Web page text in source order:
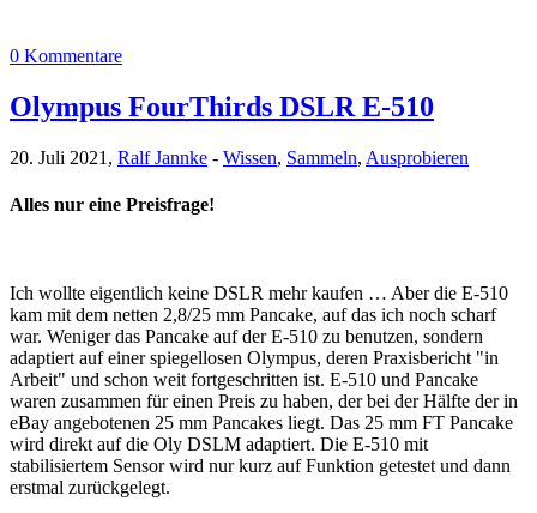
0 Kommentare
Olympus FourThirds DSLR E-510
20. Juli 2021, Ralf Jannke - Wissen, Sammeln, Ausprobieren
Alles nur eine Preisfrage!
Ich wollte eigentlich keine DSLR mehr kaufen … Aber die E-510
kam mit dem netten 2,8/25 mm Pancake, auf das ich noch scharf
war. Weniger das Pancake auf der E-510 zu benutzen, sondern
adaptiert auf einer spiegellosen Olympus, deren Praxisbericht "in
Arbeit" und schon weit fortgeschritten ist. E-510 und Pancake
waren zusammen für einen Preis zu haben, der bei der Hälfte der in
eBay angebotenen 25 mm Pancakes liegt. Das 25 mm FT Pancake
wird direkt auf die Oly DSLM adaptiert. Die E-510 mit
stabilisiertem Sensor wird nur kurz auf Funktion getestet und dann
erstmal zurückgelegt.